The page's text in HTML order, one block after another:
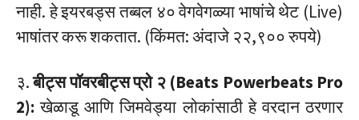
नाही. हे इयरबड्स तब्बल ४० वेगवेगळ्या भाषांचे थेट (Live)
भाषांतर करू शकतात. (किंमत: अंदाजे २२,९०० रुपये)
३.बीट्स पॉवरबीट्स प्रो २ (Beats Powerbeats Pro
2): खेळाडू आणि जिमवेड्या लोकांसाठी हे वरदान ठरणार